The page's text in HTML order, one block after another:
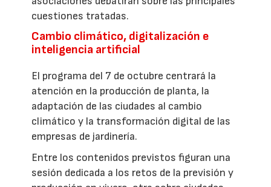
cuestiones tratadas.
Cambio climático, digitalización e
inteligencia artificial
El programa del 7 de octubre centrará la
atención en la producción de planta, la
adaptación de las ciudades al cambio
climático y la transformación digital de las
empresas de jardinería.
Entre los contenidos previstos figuran una
sesión dedicada a los retos de la previsión y